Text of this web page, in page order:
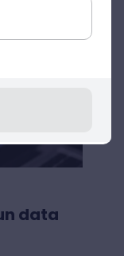
data